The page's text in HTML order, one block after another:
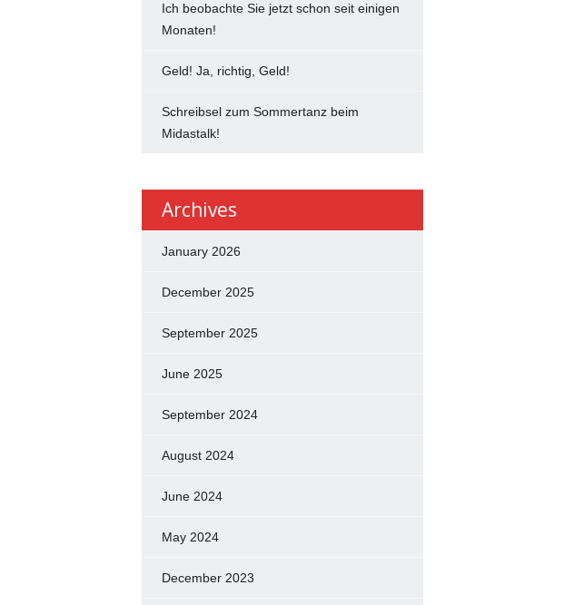
Ich beobachte Sie jetzt schon seit einigen
Monaten!
Geld! Ja, richtig, Geld!
Schreibsel zum Sommertanz beim
Midastalk!
Archives
January 2026
December 2025
September 2025
June 2025
September 2024
August 2024
June 2024
May 2024
December 2023